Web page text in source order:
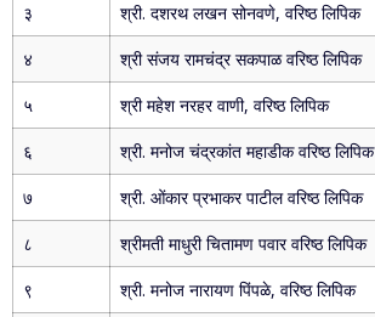
३
श्री. दशरथ लखन सोनवणे, वरिष्ठ लिपिक
४
श्री संजय रामचंद्र सकपाळ वरिष्ठ लिपिक
५
श्री महेश नरहर वाणी, वरिष्ठ लिपिक
६
श्री. मनोज चंद्रकांत महाडीक वरिष्ठ लिपिक
७
श्री. ओंकार प्रभाकर पाटील वरिष्ठ लिपिक
८
श्रीमती माधुरी चितामण पवार वरिष्ठ लिपिक
९
श्री. मनोज नारायण पिंपळे, वरिष्ठ लिपिक